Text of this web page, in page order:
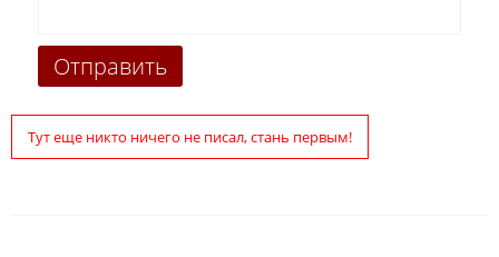
Тут еще никто ничего не писал, стань первым!